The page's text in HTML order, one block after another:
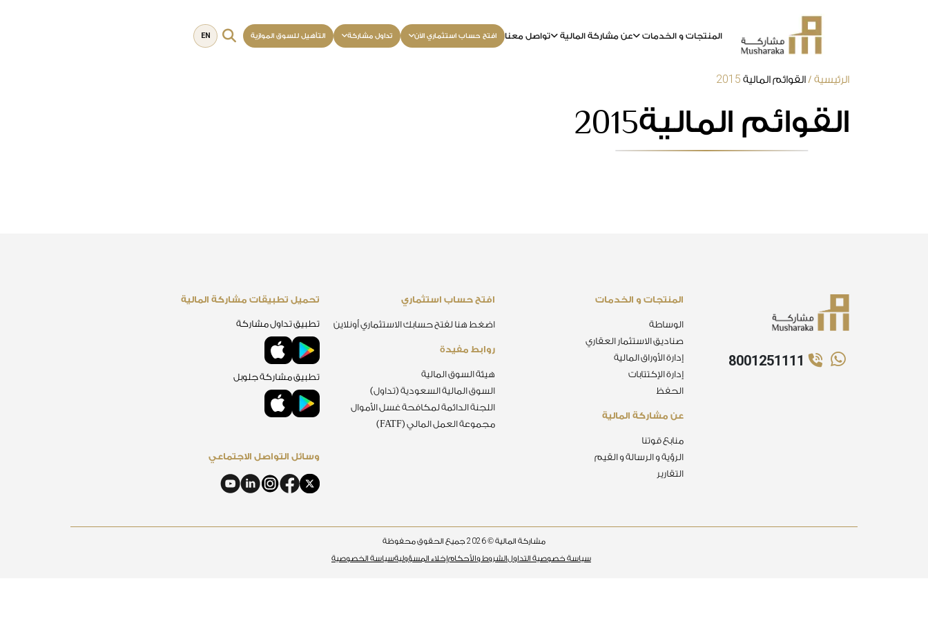
المنتجات و الخدمات عن مشاركة المالية تواصل معنا افتح حساب استثماري الآن تداول مشاركة التأهيل للسوق الموازية EN
الرئيسية /القوائم المالية 2015
القوائم المالية2015
8001251111
المنتجات و الخدمات
الوساطة
صناديق الاستثمار العقاري
إدارة الأوراق المالية
إدارة الإكتتابات
الحفظ
عن مشاركة المالية
منابع قوتنا
الرؤية و الرسالة و القيم
التقارير
افتح حساب استثماري
اضغط هنا لفتح حسابك الاستثماري أونلاين
روابط مفيدة
هيئة السوق المالية
السوق المالية السعودية (تداول)
اللجنة الدائمة لمكافحة غسل الأموال
مجموعة العمل المالي (FATF)
تحميل تطبيقات مشاركة المالية
تطبيق تداول مشاركة
تطبيق مشاركة جلوبل
وسائل التواصل الاجتماعي
مشاركة المالية ©2026جميع الحقوق محفوظة
سياسة خصوصية التداولالشروط والأحكامإخلاء المسؤوليةسياسة الخصوصية